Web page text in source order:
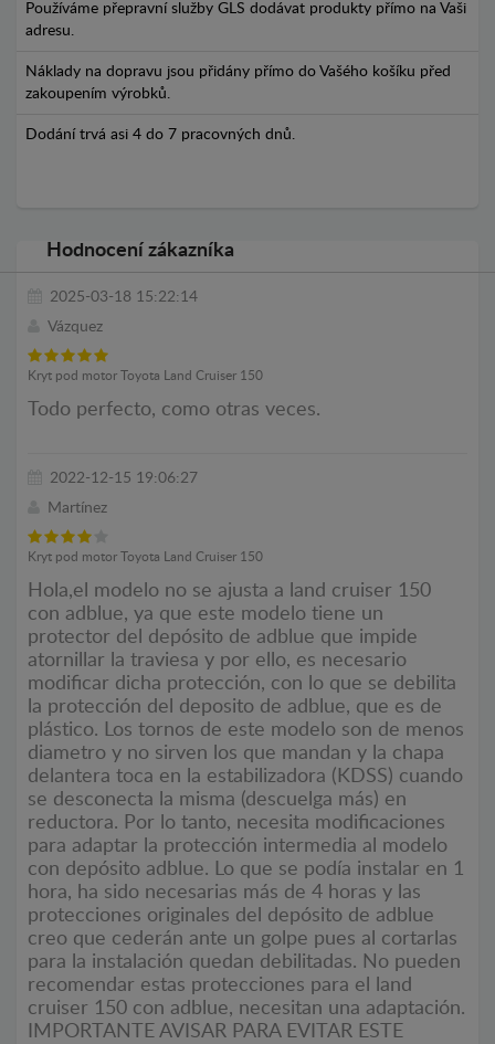
Používáme přepravní služby GLS dodávat produkty přímo na Vaši
adresu.
Náklady na dopravu jsou přidány přímo do Vašého košíku před
zakoupením výrobků.
Dodání trvá asi 4 do 7 pracovných dnů.
Hodnocení zákazníka
2025-03-18 15:22:14
Vázquez
Kryt pod motor Toyota Land Cruiser 150
Todo perfecto, como otras veces.
2022-12-15 19:06:27
Martínez
Kryt pod motor Toyota Land Cruiser 150
Hola,el modelo no se ajusta a land cruiser 150
con adblue, ya que este modelo tiene un
protector del depósito de adblue que impide
atornillar la traviesa y por ello, es necesario
modificar dicha protección, con lo que se debilita
la protección del deposito de adblue, que es de
plástico. Los tornos de este modelo son de menos
diametro y no sirven los que mandan y la chapa
delantera toca en la estabilizadora (KDSS) cuando
se desconecta la misma (descuelga más) en
reductora. Por lo tanto, necesita modificaciones
para adaptar la protección intermedia al modelo
con depósito adblue. Lo que se podía instalar en 1
hora, ha sido necesarias más de 4 horas y las
protecciones originales del depósito de adblue
creo que cederán ante un golpe pues al cortarlas
para la instalación quedan debilitadas. No pueden
recomendar estas protecciones para el land
cruiser 150 con adblue, necesitan una adaptación.
IMPORTANTE AVISAR PARA EVITAR ESTE